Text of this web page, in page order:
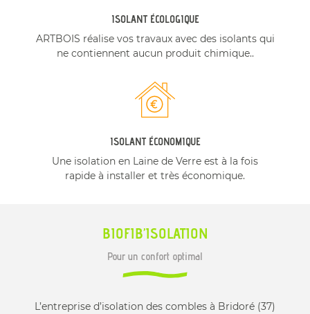
ISOLANT ÉCOLOGIQUE
ARTBOIS réalise vos travaux avec des isolants qui
ne contiennent aucun produit chimique..
ISOLANT ÉCONOMIQUE
Une isolation en Laine de Verre est à la fois
rapide à installer et très économique.
BIOFIB’ISOLATION
Pour un confort optimal
L’entreprise d’isolation des combles à Bridoré (37)